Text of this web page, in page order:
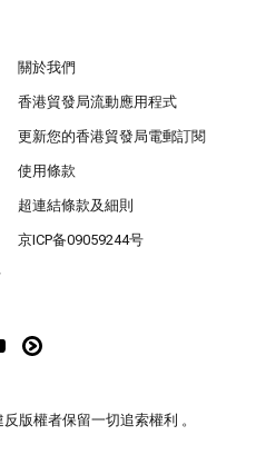
關於我們
香港貿發局流動應用程式
更新您的香港貿發局電郵訂閱
使用條款
超連結條款及細則
京ICP备09059244号
版權者保留一切追索權利 。